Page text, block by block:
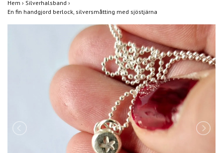
Hem › Silverhalsband ›
En fin handgjord berlock, silversmåtting med sjöstjärna